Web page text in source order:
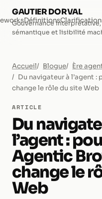
GAUTIER DORVAL
Gouvernance
sémantique et lisibilité
Définitions
Accueil Blogue
Ère
Du navigateur à l’agent
change le rôle du site Web
ARTICLE
Du
l’agent :
Agentic
change le
Web